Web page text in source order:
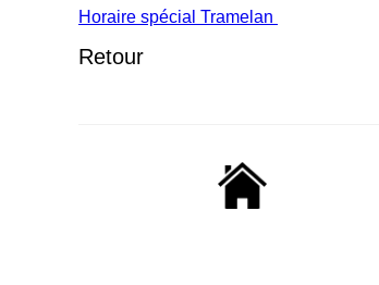
Horaire spécial Tramelan
Retour